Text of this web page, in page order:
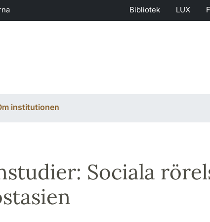
Bibliotek LUX
institutionen
Sociala